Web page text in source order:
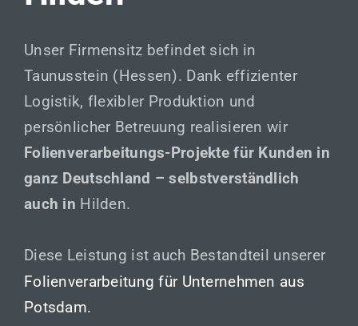
Unser Firmensitz befindet sich in
Taunusstein (Hessen). Dank effizienter
Logistik, flexibler Produktion und
persönlicher Betreuung realisieren wir
Folienverarbeitungs-Projekte für Kunden in
ganz Deutschland – selbstverständlich
auch in Hilden.
Diese Leistung ist auch Bestandteil unserer
Folienverarbeitung für Unternehmen aus
Potsdam.